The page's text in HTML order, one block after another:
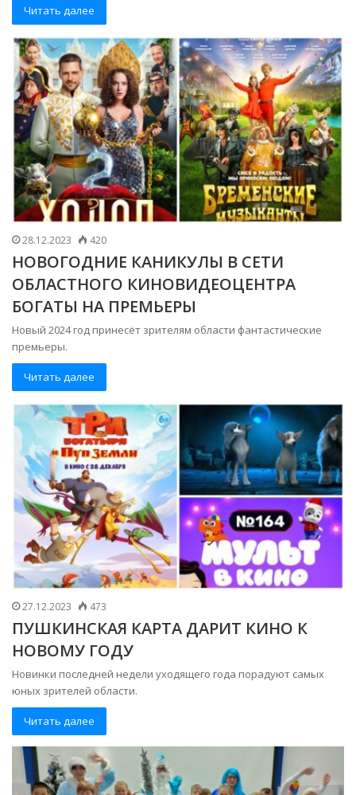
Читать далее
28.12.2023 420
НОВОГОДНИЕ КАНИКУЛЫ В СЕТИ
ОБЛАСТНОГО КИНОВИДЕОЦЕНТРА
БОГАТЫ НА ПРЕМЬЕРЫ
Новый 2024 год принесёт зрителям области фантастические
премьеры.
Читать далее
27.12.2023 473
ПУШКИНСКАЯ КАРТА ДАРИТ КИНО К
НОВОМУ ГОДУ
Новинки последней недели уходящего года порадуют самых
юных зрителей области.
Читать далее